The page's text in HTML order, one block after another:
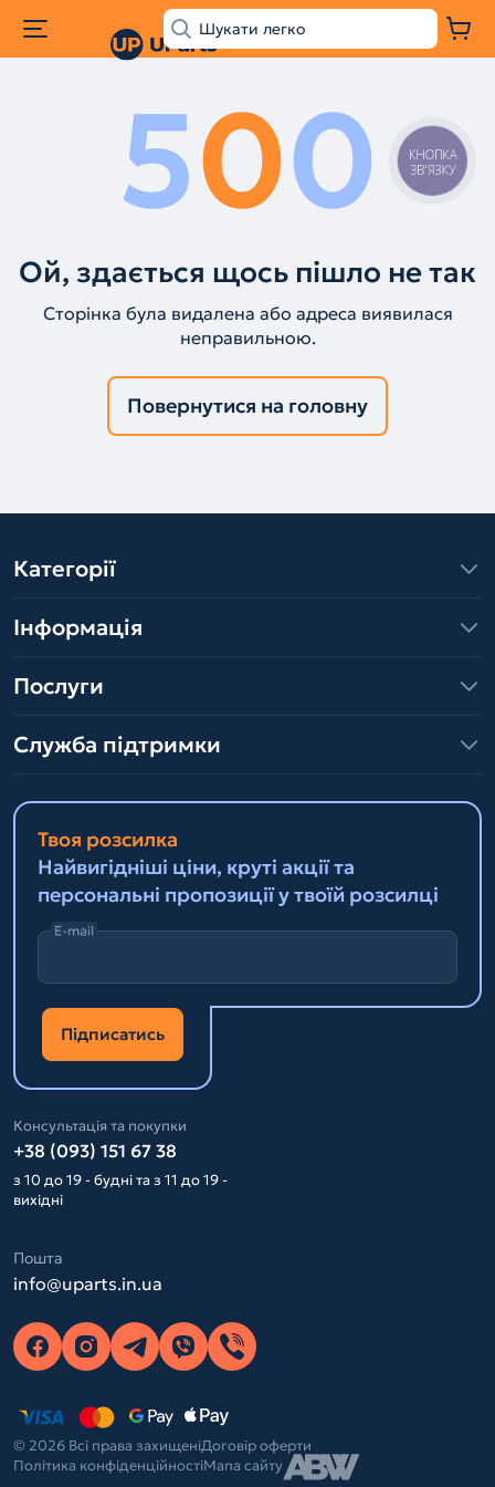
500
Ой, здається щось пішло не так
Сторінка була видалена або адреса виявилася
неправильною.
Повернутися на головну
Категорії
Інформація
Послуги
Служба підтримки
Твоя розсилка
Найвигідніші ціни, круті акції та
персональні пропозиції у твоїй розсилці
E-mail
Підписатись
Консультація та покупки
+38 (093) 151 67 38
з 10 до 19 - будні та з 11 до 19 -
вихідні
Пошта
info@uparts.in.ua
© 2026 Всі права захищеніДоговір оферти
Політика конфіденційностіМапа сайту
КНОПКА
ЗВ'ЯЗКУ